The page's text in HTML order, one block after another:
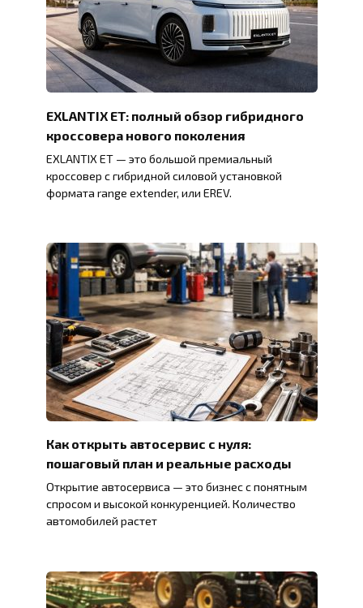
EXLANTIX ET: полный обзор гибридного
кроссовера нового поколения
EXLANTIX ET — это большой премиальный
кроссовер с гибридной силовой установкой
формата range extender, или EREV.
Как открыть автосервис с нуля:
пошаговый план и реальные расходы
Открытие автосервиса — это бизнес с понятным
спросом и высокой конкуренцией. Количество
автомобилей растет